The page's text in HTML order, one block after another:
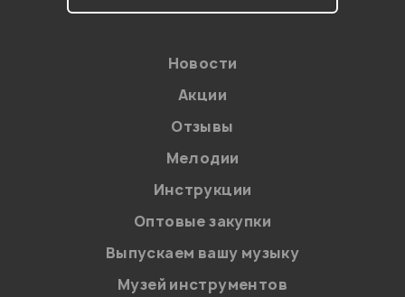
Новости
Акции
Отзывы
Мелодии
Инструкции
Оптовые закупки
Выпускаем вашу музыку
Музей инструментов